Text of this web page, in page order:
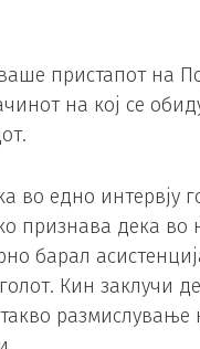
пристапот на
на кој се
во едно интервју
признава дека во
барал
Кин заклучи
размислување